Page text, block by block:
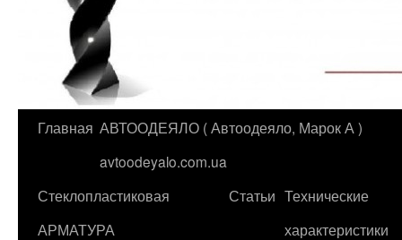
Перейти
содержимому
Главная АВТООДЕЯЛО ( Автоодеяло, Марок А )
avtoodeyalo.com.ua
Стеклопластиковая
АРМАТУРА
Статьи Технические
характеристики